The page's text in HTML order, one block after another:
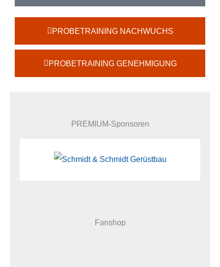
PROBETRAINING NACHWUCHS
PROBETRAINING GENEHMIGUNG
PREMIUM-Sponsoren
Fanshop